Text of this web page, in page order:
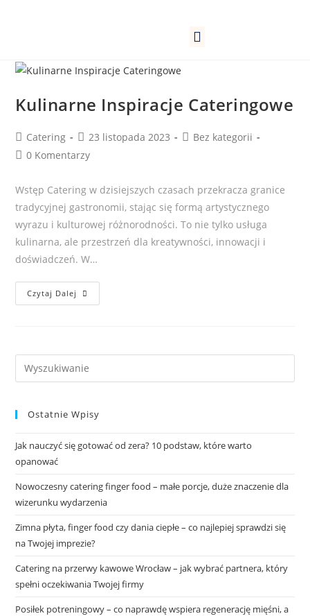
Kulinarne Inspiracje Cateringowe
Catering 23 listopada 2023
Bez kategorii
0 Komentarzy
Wstęp Catering w dzisiejszych czasach przekracza granice
tradycyjnej gastronomii, stając się formą artystycznego
wyrazu i kulturowej różnorodności. To nie tylko usługa
kulinarna, ale przestrzeń dla kreatywności, innowacji i
doświadczeń. W…
Czytaj Dalej
Ostatnie Wpisy
Jak nauczyć się gotować od zera? 10 podstaw, które warto
opanować
Nowoczesny catering finger food – małe porcje, duże znaczenie dla
wizerunku wydarzenia
Zimna płyta, finger food czy dania ciepłe – co najlepiej sprawdzi się
na Twojej imprezie?
Catering na przerwy kawowe Wrocław – jak wybrać partnera, który
spełni oczekiwania Twojej firmy
Posiłek potreningowy – co naprawdę wspiera regenerację mięśni, a